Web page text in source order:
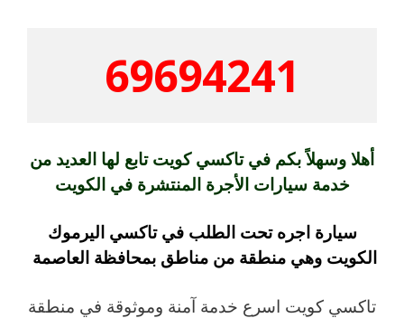
69694241
أهلا وسهلاً بكم في تاكسي كويت تابع لها العديد من
خدمة سيارات الأجرة المنتشرة في الكويت
سيارة اجره تحت الطلب في تاكسي اليرموك
الكويت وهي منطقة من مناطق بمحافظة العاصمة
تاكسي كويت اسرع خدمة آمنة وموثوقة في منطقة